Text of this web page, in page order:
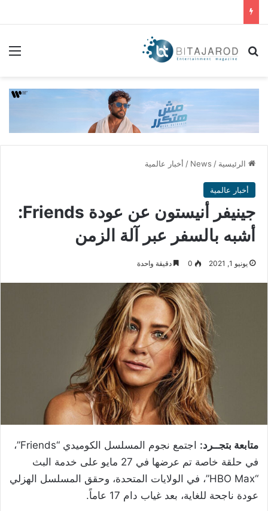
بحث عن
الرئيسية /
News
/ أخبار عالمية
أخبار عالمية
جينيفر أنيستون عن عودة Friends:
أشبه بالسفر عبر آلة الزمن
يونيو 1, 2021 0 دقيقة واحدة
متابعة بتجــرد:
اجتمع نجوم المسلسل الكوميدي “Friends”،
في حلقة خاصة تم عرضها في 27 مايو على خدمة البث
“HBO Max”، في الولايات المتحدة، وحقق المسلسل الهزلي
عودة ناجحة للغاية، بعد غياب دام 17 عاماً.